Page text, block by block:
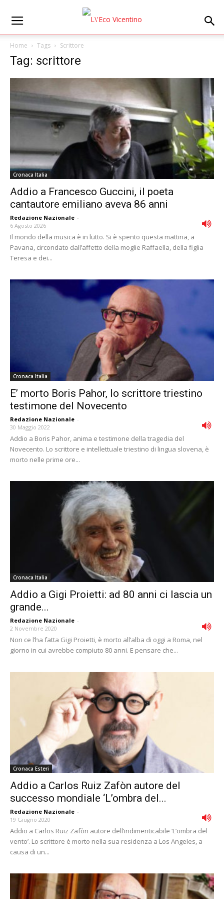
Home Tags Scrittore
Tag: scrittore
Cronaca Italia
Addio a Francesco Guccini, il poeta
cantautore emiliano aveva 86 anni
Redazione Nazionale -
6 Agosto 2026
Il mondo della musica è in lutto. Si è spento questa mattina, a
Pavana, circondato dall’affetto della moglie Raffaella, della figlia
Teresa e dei...
Cronaca Italia
E’ morto Boris Pahor, lo scrittore triestino
testimone del Novecento
Redazione Nazionale -
30 Maggio 2022
Addio a Boris Pahor, anima e testimone della tragedia del
Novecento. Lo scrittore e intellettuale triestino di lingua slovena, è
morto nelle prime ore...
Cronaca Italia
Addio a Gigi Proietti: ad 80 anni ci lascia un
grande...
Redazione Nazionale -
2 Novembre 2020
Non ce l’ha fatta Gigi Proietti, è morto all’alba di oggi a Roma, nel
giorno in cui avrebbe compiuto 80 anni. E pensare che...
Cronaca Esteri
Addio a Carlos Ruiz Zafòn autore del
successo mondiale ‘L’ombra del...
Redazione Nazionale -
19 Giugno 2020
Addio a Carlos Ruiz Zafòn autore dell’indimenticabile ‘L’ombra del
vento’. Lo scrittore è morto nella sua residenza a Los Angeles, a
causa di un...